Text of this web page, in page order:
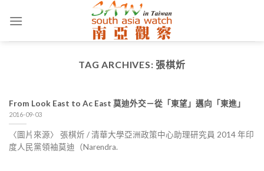
TAG ARCHIVES: 張棋炘
From Look East to Ac East 莫迪外交－從「東望」邁向「東進」
2016-09-03
〈圖片來源〉 張棋炘 / 清華大學亞洲政策中心助理研究員 2014 年印
度人民黨領袖莫迪（Narendra.